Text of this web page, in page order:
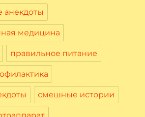
анекдоты
медицина
правильное питание
смешные истории